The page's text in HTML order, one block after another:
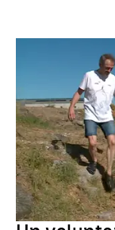
Medio ambiente